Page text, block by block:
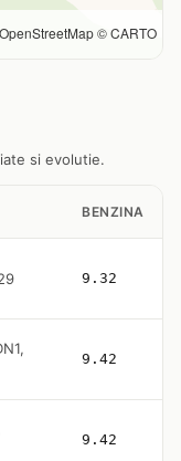
© CARTO
si evolutie.
BENZINA
9.32
9.42
9.42